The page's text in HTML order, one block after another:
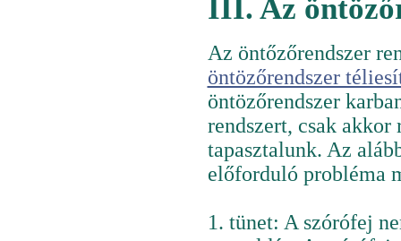
III. Az
Az öntőzőrendszer
öntözőrendszer
öntözőrendszer
rendszert, csak akkor
tapasztalunk. Az
előforduló probléma
1. tünet: A szórófej